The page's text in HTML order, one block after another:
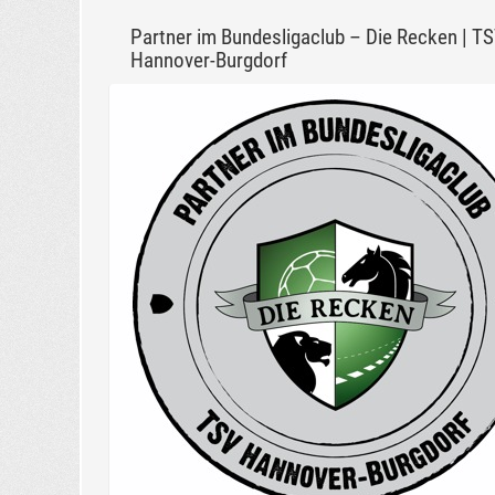
Partner im Bundesligaclub – Die Recken |
Hannover-Burgdorf